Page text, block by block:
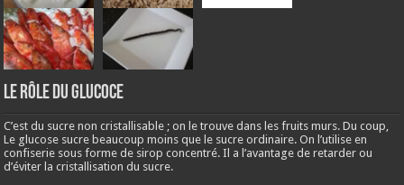
LE RÔLE DU GLUCOCE
C’est du sucre non cristallisable ; on le trouve dans les fruits murs. Du coup,
Le glucose sucre beaucoup moins que le sucre ordinaire. On l’utilise en
confiserie sous forme de sirop concentré. Il a l’avantage de retarder ou
d’éviter la cristallisation du sucre.